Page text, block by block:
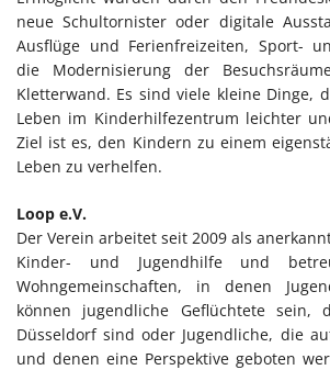
neue Schultornister oder digitale
Ausflüge und Ferienfreizeiten, Sport-
die Modernisierung der
Kletterwand. Es sind viele kleine Dinge,
Leben im Kinderhilfezentrum leichter
Ziel ist es, den Kindern zu einem
Leben zu verhelfen.
Loop e.V.
Der Verein arbeitet seit 2009 als
Kinder- und Jugendhilfe und
Wohngemeinschaften, in denen
können jugendliche Geflüchtete
Düsseldorf sind oder Jugendliche, die
und denen eine Perspektive geboten